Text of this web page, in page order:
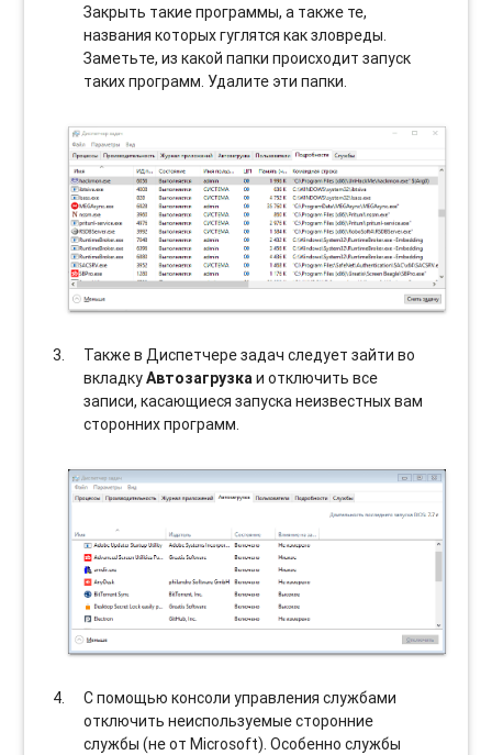
Закрыть такие программы, а также те,
названия которых гуглятся как зловреды.
Заметьте, из какой папки происходит запуск
таких программ. Удалите эти папки.
Также в Диспетчере задач следует зайти во
вкладкуАвтозагрузкаи отключить все
записи, касающиеся запуска неизвестных вам
сторонних программ.
С помощью консоли управления службами
отключить неиспользуемые сторонние
службы (не от Microsoft). Особенно службы